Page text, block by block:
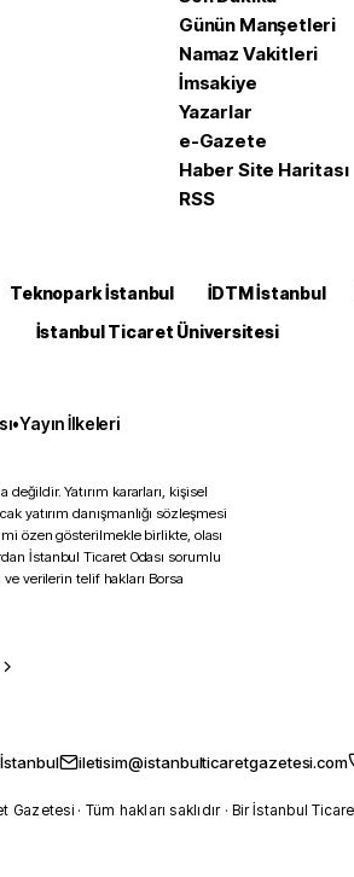
Günün Manşetleri
Namaz Vakitleri
İmsakiye
Yazarlar
e-Gazete
Haber Site Haritası
RSS
Teknopark İstanbul İDTM İstanbul
İstanbul Ticaret Üniversitesi
•Yayın İlkeleri
değildir. Yatırım kararları, kişisel
yatırım danışmanlığı sözleşmesi
özen gösterilmekle birlikte, olası
İstanbul Ticaret Odası sorumlu
verilerin telif hakları Borsa
iletisim@istanbulticaretgazetesi.com
· Tüm hakları saklıdır · Bir İstanbul